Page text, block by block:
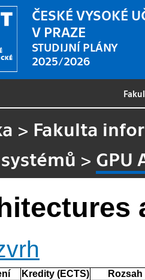
ČESKÉ VYSOKÉ
V PRAZE
STUDIJNÍ PLÁNY
2025/2026
> Fakulta
> GPU
Kredity (ECTS)
Rozsah